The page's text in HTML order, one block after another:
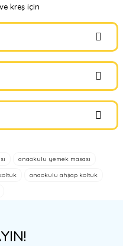
ve diğer
öneri formunu kullanarak
anaokulu yemek masası
anaokulu ahşap koltuk